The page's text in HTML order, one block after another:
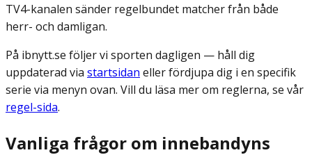
TV4-kanalen sänder regelbundet matcher från både
herr- och damligan.
På ibnytt.se följer vi sporten dagligen — håll dig
uppdaterad via startsidan eller fördjupa dig i en specifik
serie via menyn ovan. Vill du läsa mer om reglerna, se vår
regel-sida.
Vanliga frågor om innebandyns